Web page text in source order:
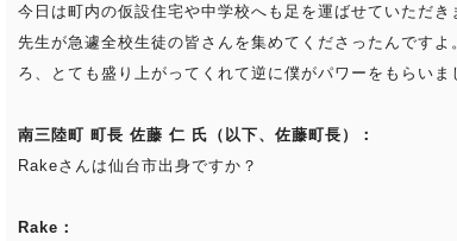
今日は町内の仮設住宅や中学校へも足を運ばせていただ
先生が急遽全校生徒の皆さんを集めてくださったんです
ろ、とても盛り上がってくれて逆に僕がパワーをもらいま
南三陸町 町長 佐藤 仁 氏（以下、佐藤町長）：
Rakeさんは仙台市出身ですか？
Rake：